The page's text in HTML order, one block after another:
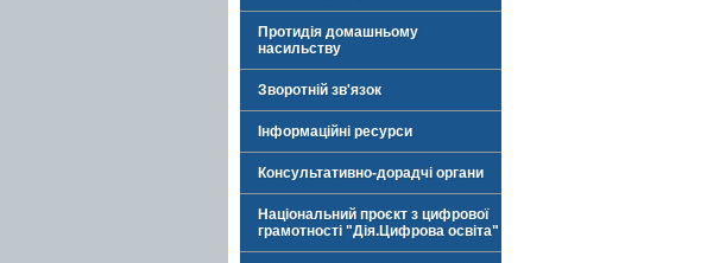
Протидія домашньому
насильству
Зворотній зв'язок
Інформаційні ресурси
Консультативно-дорадчі органи
Національний проєкт з цифрової
грамотності "Дія.Цифрова освіта"